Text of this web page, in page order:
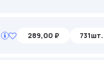
289,00 ₽ 731шт.